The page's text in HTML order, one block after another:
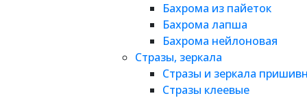
Бахрома из пайеток
Бахрома лапша
Бахрома нейлоновая
Стразы, зеркала
Стразы и зеркала
Стразы клеевые